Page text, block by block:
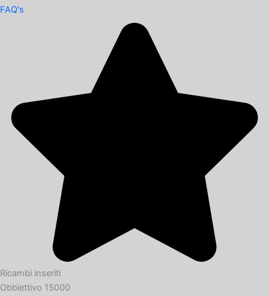
FAQ's
Ricambi inseriti
Obbiettivo 15000